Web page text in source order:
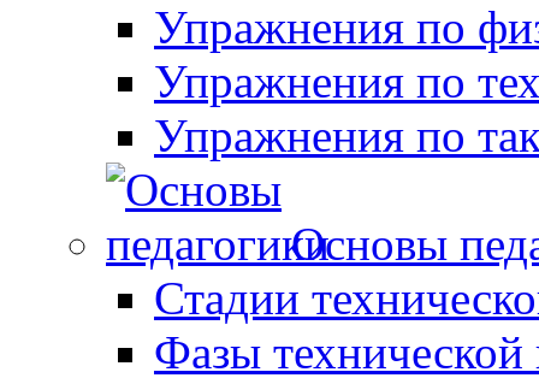
Упражнения по
Упражнения по
Упражнения по
Основы
Стадии
Фазы технической